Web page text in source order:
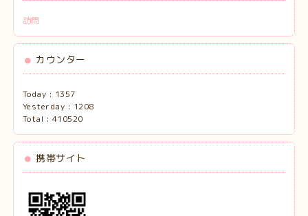
訪問
カウンター
Today : 1357
Yesterday : 1208
Total : 410520
携帯サイト